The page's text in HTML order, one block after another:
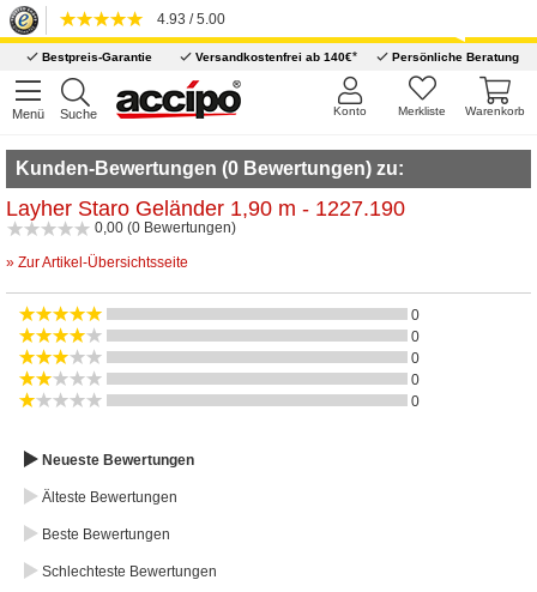
4.93 / 5.00
Bestpreis-Garantie Versandkostenfrei ab 140€* Persönliche Beratung
Menü Suche Warenkorb
Merkliste
Konto
Kunden-Bewertungen (0 Bewertungen) zu:
Layher Staro Geländer 1,90 m - 1227.190
0,00 (0 Bewertungen)
» Zur Artikel-Übersichtsseite
0
0
0
0
0
Neueste Bewertungen
Älteste Bewertungen
Beste Bewertungen
Schlechteste Bewertungen